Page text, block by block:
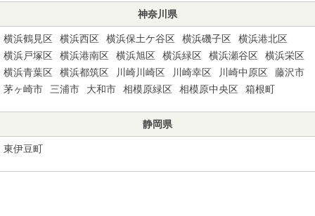
神奈川県
横浜鶴見区 横浜西区 横浜保土ケ谷区 横浜磯子区
横浜港北区
横浜戸塚区
横浜港南区 横浜旭区 横浜緑区 横浜瀬谷区
横浜栄区
横浜青葉区
横浜都筑区 川崎川崎区 川崎幸区 川崎中原区
藤沢市
茅ヶ崎市
三浦市 大和市 相模原緑区 相模原中央区 箱根町
静岡県
東伊豆町